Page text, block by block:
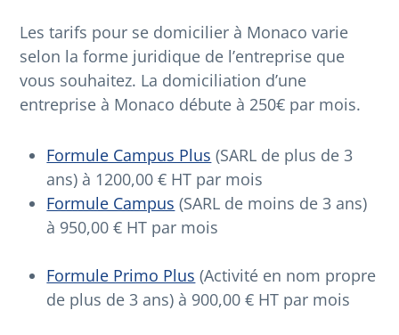
Les tarifs pour se domicilier à Monaco varie
selon la forme juridique de l’entreprise que
vous souhaitez. La domiciliation d’une
entreprise à Monaco débute à 250€ par mois.
Formule Campus Plus (SARL de plus de 3
ans) à 1200,00 € HT par mois
Formule Campus (SARL de moins de 3 ans)
à 950,00 € HT par mois
Formule Primo Plus (Activité en nom propre
de plus de 3 ans) à 900,00 € HT par mois